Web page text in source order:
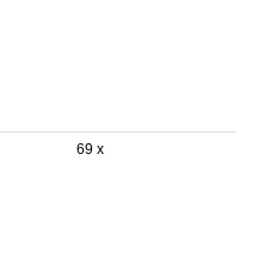
69 x